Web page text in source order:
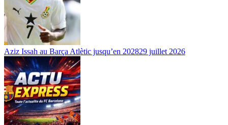
Aziz Issah au Barça Atlètic jusqu’en 202829 juillet 2026